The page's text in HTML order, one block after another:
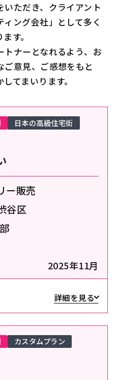
ただき、クライアント
ング会社」として多く
す。
トナーとなれるよう、お
意見、ご感想をもと
てまいります。
ー販売
谷区
2025年11月
日本の高級住宅街
詳細を見る
カスタムプラン